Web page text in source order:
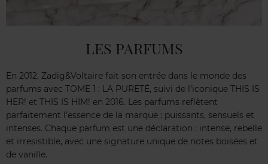
LES PARFUMS
En 2012, Zadig&Voltaire fait son entrée dans le monde des
parfums avec TOME 1 : LA PURETÉ, suivi de l’iconique THIS IS
HER! et THIS IS HIM! en 2016. Les parfums reflètent
parfaitement l’essence de la marque : puissants, sensuels et
intenses. Chaque parfum est une déclaration : intense, rebelle
et irresistible, avec une signature unique de notes boisées et
de vanille.